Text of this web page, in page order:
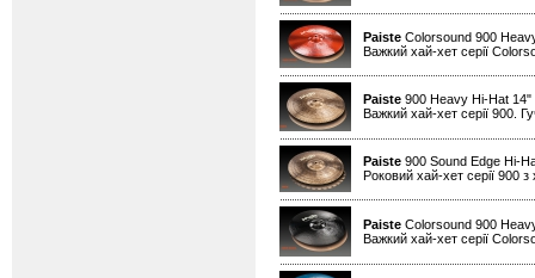
Paiste Colorsound 900
Важкий хай-хет серії
Paiste 900 Heavy Hi-Hat 14"
Важкий хай-хет серії 900.
Paiste 900 Sound Edge Hi-
Роковий хай-хет серії 900
Paiste Colorsound 900
Важкий хай-хет серії